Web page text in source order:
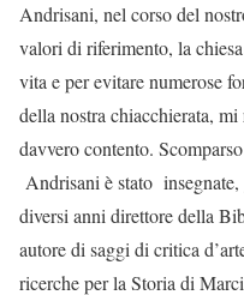
Andrisani, nel corso del
valori di riferimento, la
vita e per evitare numerose
della nostra chiacchierata,
davvero contento.
Andrisani è stato
diversi anni direttore della
autore di saggi di critica
ricerche per la Storia di